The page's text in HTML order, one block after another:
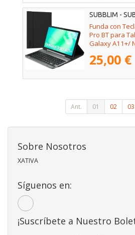
SUBBLIM -
Funda con
Pro BT para
Galaxy A11+/
25,00 €
Ant. 01 02 03
Sobre Nosotros
XATIVA
Síguenos en:
¡Suscríbete a Nuestro